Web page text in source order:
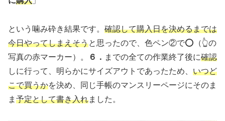
という噛み砕き結果です。 確認して購入日を決めるまでは
今日やってしまえそうと思ったので、色ペン②で⭕（👆の
写真の赤マーカー）。
６． までの全ての作業終了後に確認
しに行って、明らかにサイズアウトであったため、 いつど
こで買うかを決め、同じ手帳のマンスリーページにそのま
ま 予定として書き入れました。